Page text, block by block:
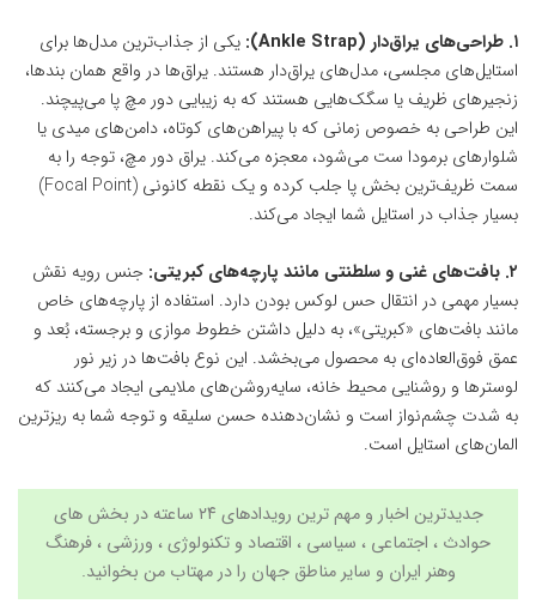
۱. طراحی‌های یراق‌دار (Ankle Strap):
یکی از جذاب‌ترین مدل‌ها برای
استایل‌های مجلسی، مدل‌های یراق‌دار هستند. یراق‌ها در واقع همان بندها،
زنجیرهای ظریف یا سگک‌هایی هستند که به زیبایی دور مچ پا می‌پیچند.
این طراحی به خصوص زمانی که با پیراهن‌های کوتاه، دامن‌های میدی یا
شلوارهای برمودا ست می‌شود، معجزه می‌کند. یراق دور مچ، توجه را به
سمت ظریف‌ترین بخش پا جلب کرده و یک نقطه کانونی (Focal Point)
بسیار جذاب در استایل شما ایجاد می‌کند.
۲. بافت‌های غنی و سلطنتی مانند پارچه‌های کبریتی:
جنس رویه نقش
بسیار مهمی در انتقال حس لوکس بودن دارد. استفاده از پارچه‌های خاص
مانند بافت‌های «کبریتی»، به دلیل داشتن خطوط موازی و برجسته، بُعد و
عمق فوق‌العاده‌ای به محصول می‌بخشد. این نوع بافت‌ها در زیر نور
لوسترها و روشنایی محیط خانه، سایه‌روشن‌های ملایمی ایجاد می‌کنند که
به شدت چشم‌نواز است و نشان‌دهنده حسن سلیقه و توجه شما به ریزترین
المان‌های استایل است.
جدیدترین اخبار و مهم ترین رویدادهای ۲۴ ساعته در بخش های
حوادث ، اجتماعی ، سیاسی ، اقتصاد و تکنولوژی، ورزشی ، فرهنگ
وهنر ایران و سایر مناطق جهان را درمهتاب من بخوانید.